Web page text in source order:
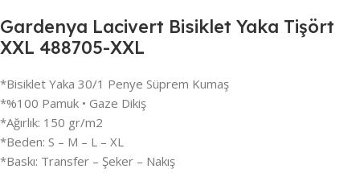
Gardenya Lacivert Bisiklet Yaka Tişört
XXL 488705-XXL
*Bisiklet Yaka 30/1 Penye Süprem Kumaş
*%100 Pamuk • Gaze Dikiş
*Ağırlık: 150 gr/m2
*Beden: S – M – L – XL
*Baskı: Transfer – Şeker – Nakış